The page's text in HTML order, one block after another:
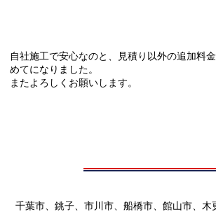
自社施工で安心なのと、見積り以外の追加料
めてになりました。
またよろしくお願いします。
千葉市、銚子、市川市、船橋市、館山市、木